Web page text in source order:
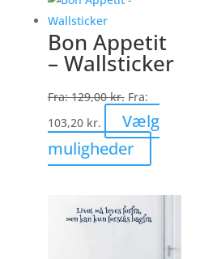
Mulighederne
kan
på
varesiden
Bon Appetit
– Wallsticker
Fra:129,00kr. Fra:
103,20 kr.
Vælg
muligheder
vare
Mulighederne